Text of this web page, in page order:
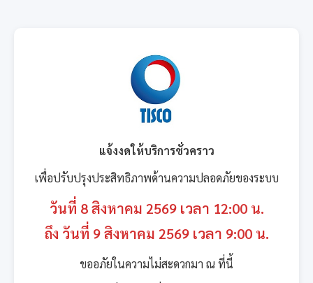
แจ้งงดให้บริการชั่วคราว
เพื่อปรับปรุงประสิทธิภาพด้านความปลอดภัยของระบบ
วันที่ 8 สิงหาคม 2569 เวลา 12:00 น.
ถึง วันที่ 9 สิงหาคม 2569 เวลา 9:00 น.
ขออภัยในความไม่สะดวกมา ณ ที่นี้